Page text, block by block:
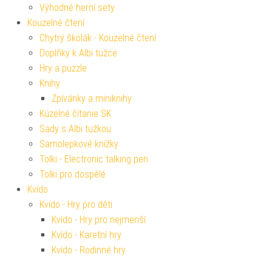
Výhodné herní sety
Kouzelné čtení
Chytrý školák - Kouzelné čtení
Doplňky k Albi tužce
Hry a puzzle
Knihy
Zpívánky a miniknihy
Kúzelné čítanie SK
Sady s Albi tužkou
Samolepkové knížky
Tolki - Electronic talking pen
Tolki pro dospělé
Kvído
Kvído - Hry pro děti
Kvído - Hry pro nejmenší
Kvído - Karetní hry
Kvído - Rodinné hry